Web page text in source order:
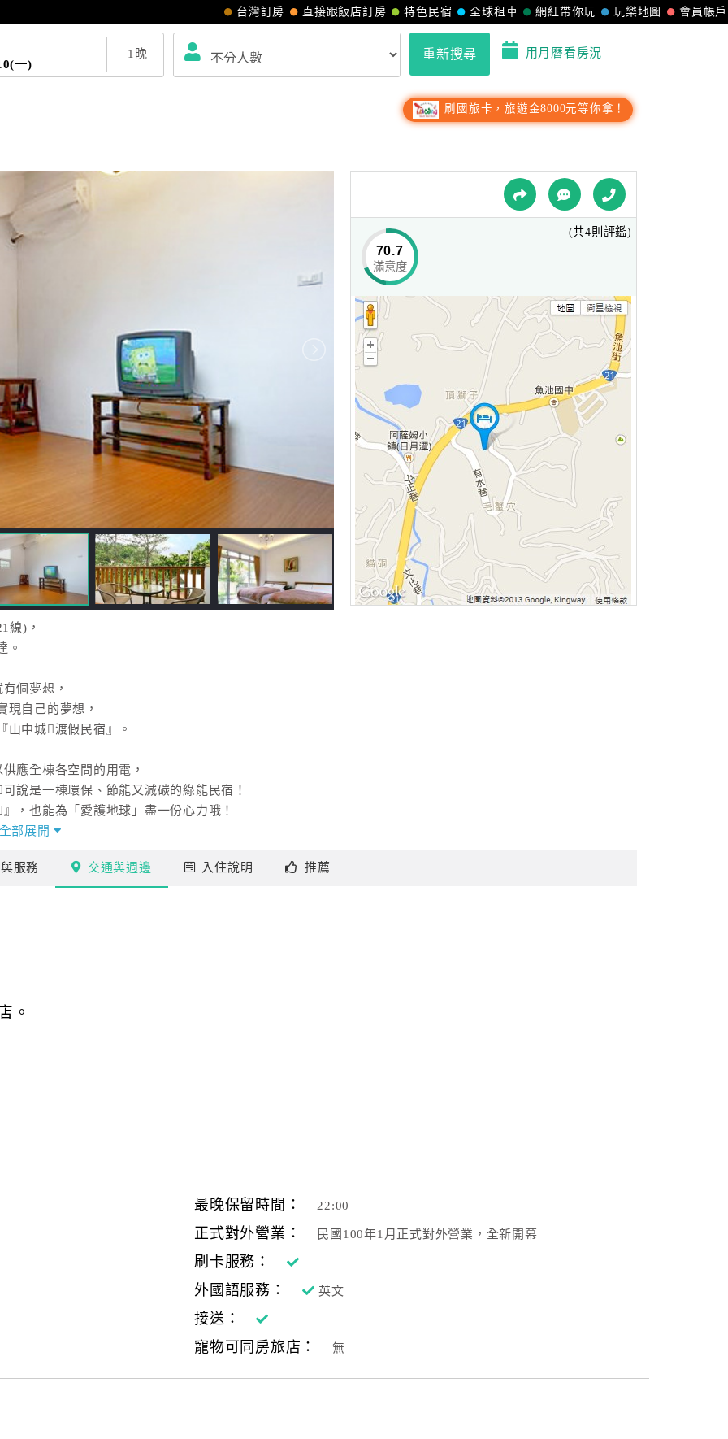
會員帳戶
玩樂地圖
網紅帶你玩
全球租車
特色民宿
直接跟飯店訂房
台灣訂房
一)
1 晚 重新搜尋 用月曆看房況
刷國旅卡，旅遊金8000元等你拿！
線)，
。
個夢想，
現自己的夢想，
山中城渡假民宿』。
應全棟各空間的用電，
說是一棟環保、節能又減碳的綠能民宿！
，也能為「愛護地球」盡一份心力哦！
部展開
70.7
滿意度
(共4則評鑑)
與服務 交通與週邊 入住說明 推薦
。
最晚保留時間： 22:00
正式對外營業： 民國100年1月正式對外營業，全新開幕
刷卡服務：
外國語服務：
英文
接送：
寵物可同房旅店：
無